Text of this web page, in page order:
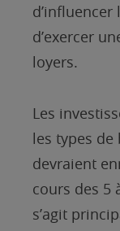
d’exercer
loyers.
Les
les types
devraient
cours des 5
s’agit